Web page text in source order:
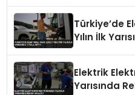
Türkiye’de
Yılın İlk
Elektrik
Yarısında